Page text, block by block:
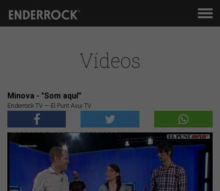
Vídeos
Minova - "Som aquí”
Enderrock TV — El Punt Avui TV